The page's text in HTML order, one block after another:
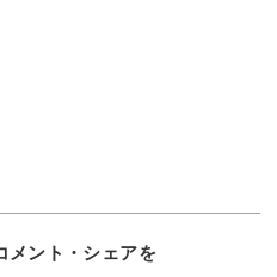
メント・シェアを